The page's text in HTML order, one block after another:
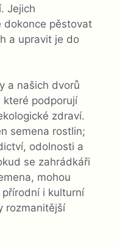
Jejich
dokonce pěstovat
a upravit je do
a našich dvorů
které podporují
zdraví.
semena rostlin;
odolnosti a
se zahrádkáři
mohou
i kulturní
rozmanitější